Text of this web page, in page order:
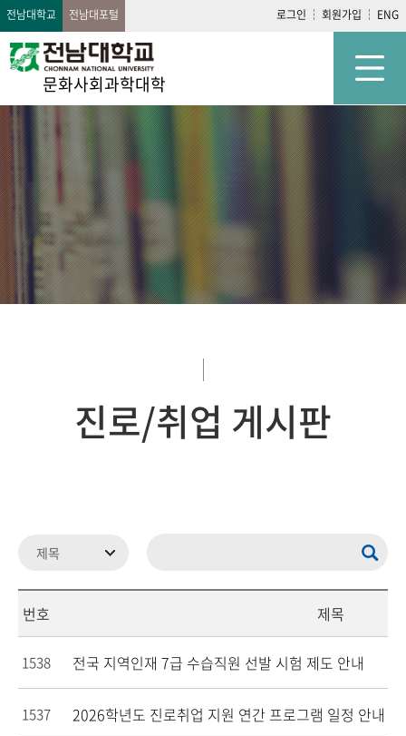
전남대학교 전남대포털 로그인 회원가입 ENG
문화사회과학대학
진로/취업 게시판
번호 제목
1538 전국 지역인재 7급 수습직원 선발 시험 제도 안내
1537 2026학년도 진로취업 지원 연간 프로그램 일정 안내